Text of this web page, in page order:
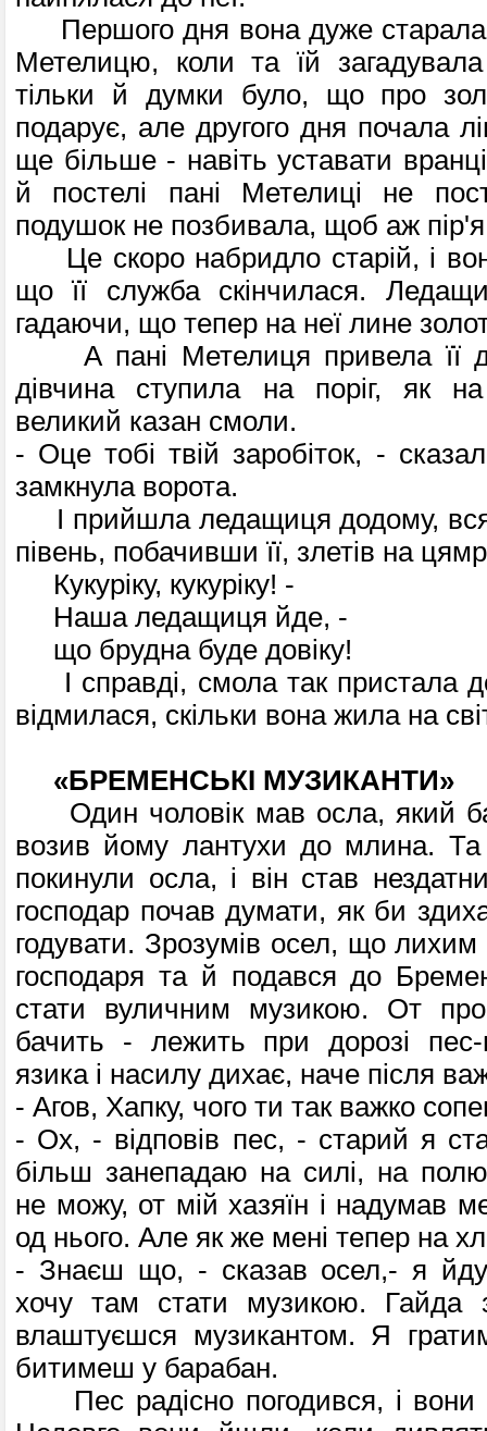
Першого дня вона дуже
Метелицю, коли та їй
тільки й думки було, що про
подарує, але другого дня почала
ще більше - навіть уставати
й постелі пані Метелиці не
подушок не позбивала, щоб аж пір'я
Це скоро набридло старій, і
що її служба скінчилася.
гадаючи, що тепер на неї лине
А пані Метелиця привела її
дівчина ступила на поріг, як
великий казан смоли.
- Оце тобі твій заробіток, -
замкнула ворота.
І прийшла ледащиця додому,
півень, побачивши її, злетів на
Кукуріку, кукуріку! -
Наша ледащиця йде, -
що брудна буде довіку!
І справді, смола так пристала
відмилася, скільки вона жила на
«БРЕМЕНСЬКІ МУЗИКАНТИ»
Один чоловік мав осла, який
возив йому лантухи до млина. Та
покинули осла, і він став
господар почав думати, як би
годувати. Зрозумів осел, що лихим
господаря та й подався до
стати вуличним музикою. От
бачить - лежить при дорозі пес-
язика і насилу дихає, наче після
- Агов, Хапку, чого ти так важко
- Ох, - відповів пес, - старий я
більш занепадаю на силі, на
не можу, от мій хазяїн і надумав
од нього. Але як же мені тепер на
- Знаєш що, - сказав осел,- я
хочу там стати музикою.
влаштуєшся музикантом. Я
битимеш у барабан.
Пес радісно погодився, і вони